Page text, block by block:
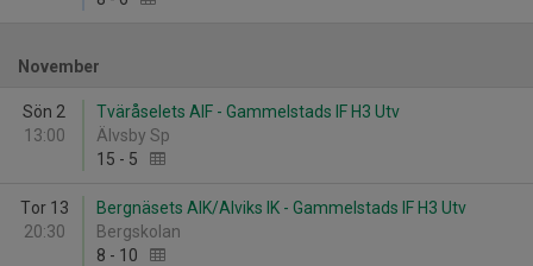
November
Sön 2
13:00
Tväråselets AIF - Gammelstads IF H3 Utv
Älvsby Sp
15 - 5
Tor 13
20:30
Bergnäsets AIK/Alviks IK - Gammelstads IF H3 Utv
Bergskolan
8 - 10